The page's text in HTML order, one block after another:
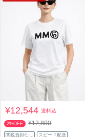
¥12,544送料込
2%OFF ¥12,800
関税負担なし スピード配送